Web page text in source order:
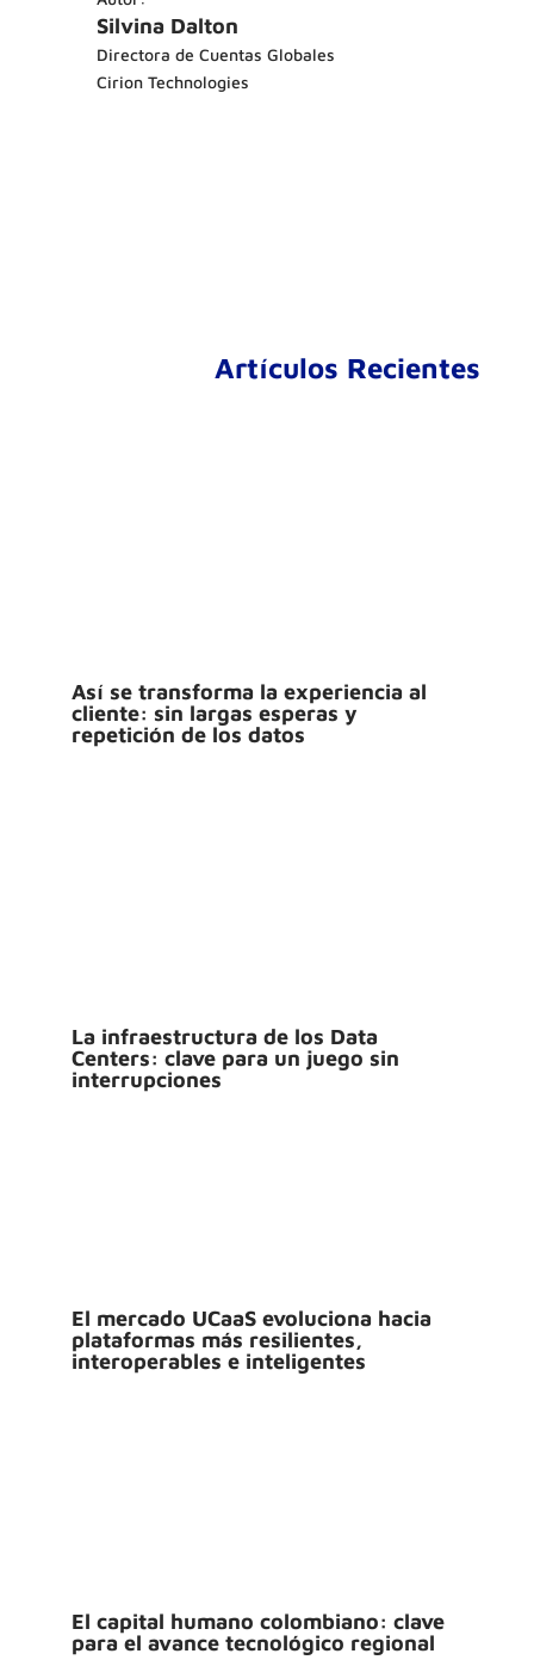
Silvina Dalton
Directora de Cuentas Globales
Cirion Technologies
Artículos Recientes
Así se transforma la experiencia al
cliente: sin largas esperas y
repetición de los datos
La infraestructura de los Data
Centers: clave para un juego sin
interrupciones
El mercado UCaaS evoluciona hacia
plataformas más resilientes,
interoperables e inteligentes
El capital humano colombiano: clave
para el avance tecnológico regional